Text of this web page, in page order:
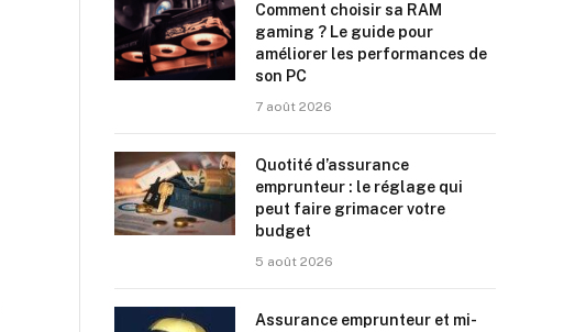
Comment choisir sa RAM
gaming ? Le guide pour
améliorer les performances de
son PC
7 août 2026
Quotité d’assurance
emprunteur : le réglage qui
peut faire grimacer votre
budget
5 août 2026
Assurance emprunteur et mi-